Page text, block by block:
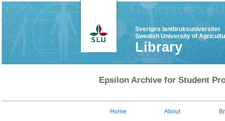
Sveriges lantbruksuniversitet
Swedish University of
Library
Epsilon Archive for Student
Home About